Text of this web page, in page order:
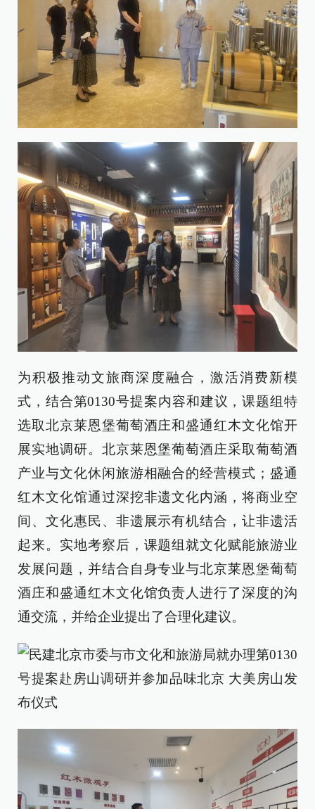
为积极推动文旅商深度融合，激活消费新模
式，结合第0130号提案内容和建议，课题组特
选取北京莱恩堡葡萄酒庄和盛通红木文化馆开
展实地调研。北京莱恩堡葡萄酒庄采取葡萄酒
产业与文化休闲旅游相融合的经营模式；盛通
红木文化馆通过深挖非遗文化内涵，将商业空
间、文化惠民、非遗展示有机结合，让非遗活
起来。实地考察后，课题组就文化赋能旅游业
发展问题，并结合自身专业与北京莱恩堡葡萄
酒庄和盛通红木文化馆负责人进行了深度的沟
通交流，并给企业提出了合理化建议。